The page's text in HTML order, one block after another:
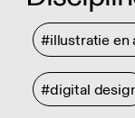
#illustratie en
#digital